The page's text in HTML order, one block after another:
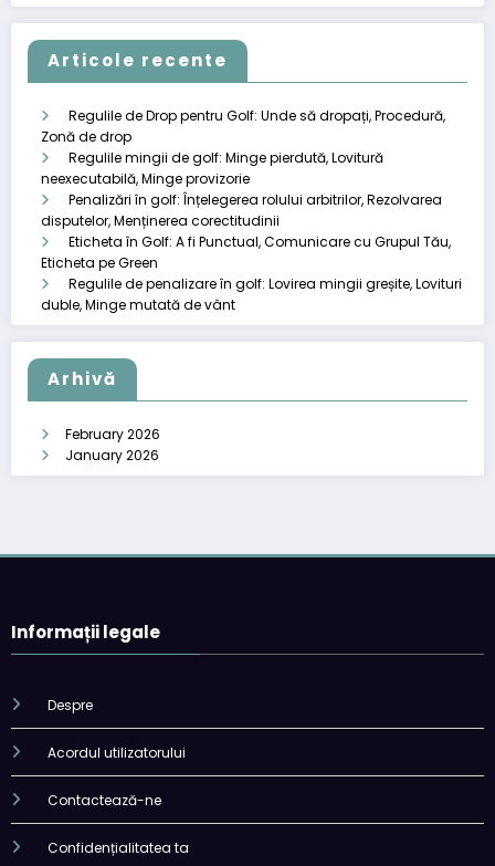
Articole recente
Regulile de Drop pentru Golf: Unde să dropați, Procedură,
Zonă de drop
Regulile mingii de golf: Minge pierdută, Lovitură
neexecutabilă, Minge provizorie
Penalizări în golf: Înțelegerea rolului arbitrilor, Rezolvarea
disputelor, Menținerea corectitudinii
Eticheta în Golf: A fi Punctual, Comunicare cu Grupul Tău,
Eticheta pe Green
Regulile de penalizare în golf: Lovirea mingii greșite, Lovituri
duble, Minge mutată de vânt
Arhivă
February 2026
January 2026
Informații legale
Despre
Acordul utilizatorului
Contactează-ne
Confidențialitatea ta